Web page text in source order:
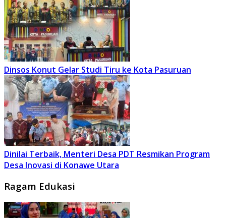
Dinsos Konut Gelar Studi Tiru ke Kota Pasuruan
Dinilai Terbaik, Menteri Desa PDT Resmikan Program
Desa Inovasi di Konawe Utara
Ragam Edukasi